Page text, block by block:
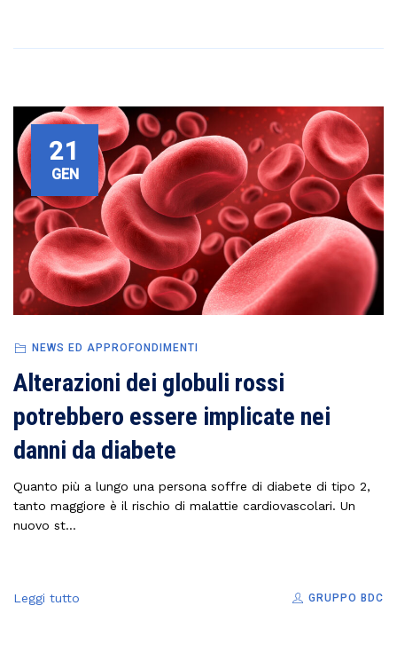
21
GEN
NEWS ED APPROFONDIMENTI
Alterazioni dei globuli rossi
potrebbero essere implicate nei
danni da diabete
Quanto più a lungo una persona soffre di diabete di tipo 2,
tanto maggiore è il rischio di malattie cardiovascolari. Un
nuovo st...
Leggi tutto GRUPPO BDC